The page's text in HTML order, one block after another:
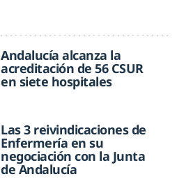
Andalucía alcanza la
acreditación de 56 CSUR
en siete hospitales
Las 3 reivindicaciones de
Enfermería en su
negociación con la Junta
de Andalucía